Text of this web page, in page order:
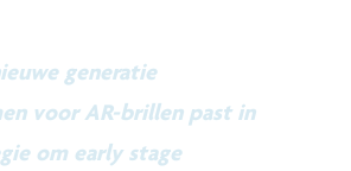
generatie
voor AR-brillen past in
om early stage